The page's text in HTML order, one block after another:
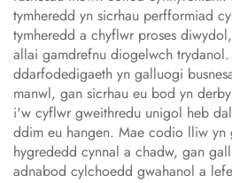
tymheredd yn sicrhau perfformiad
tymheredd a chyflwr proses
allai gamdrefnu diogelwch
ddarfodedigaeth yn galluogi
manwl, gan sicrhau eu bod yn
i'w cyflwr gweithredu unigol heb
ddim eu hangen. Mae codio lliw yn
hygrededd cynnal a chadw, gan
adnabod cylchoedd gwahanol a